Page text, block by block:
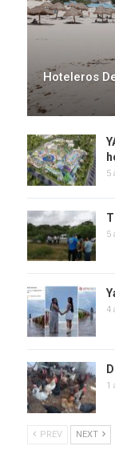
Hoteleros
5
5
4
1
PREV NEXT